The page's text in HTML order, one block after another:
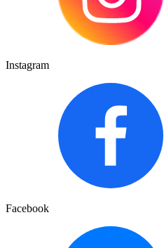
Instagram
Facebook